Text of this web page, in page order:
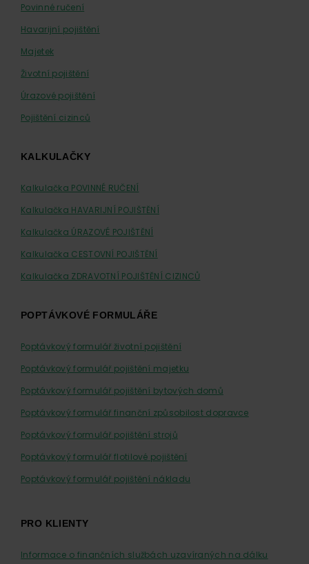
Povinné ručení
Havarijní pojištění
Majetek
Životní pojištění
Úrazové pojištění
Pojištění cizinců
KALKULAČKY
Kalkulačka POVINNÉ RUČENÍ
Kalkulačka HAVARIJNÍ POJIŠTĚNÍ
Kalkulačka ÚRAZOVÉ POJIŠTĚNÍ
Kalkulačka CESTOVNÍ POJIŠTĚNÍ
Kalkulačka ZDRAVOTNÍ POJIŠTĚNÍ CIZINCŮ
POPTÁVKOVÉ FORMULÁŘE
Poptávkový formulář životní pojištění
Poptávkový formulář pojištění majetku
Poptávkový formulář pojištění bytových domů
Poptávkový formulář finanční způsobilost dopravce
Poptávkový formulář pojištění strojů
Poptávkový formulář flotilové pojištění
Poptávkový formulář pojištění nákladu
PRO KLIENTY
Informace o finančních službách uzavíraných na dálku